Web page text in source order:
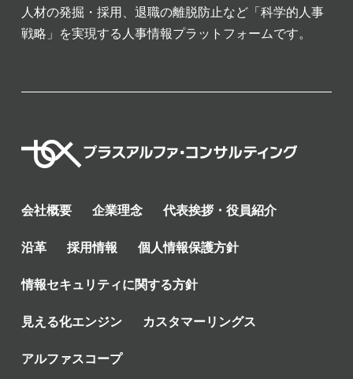
人材の発掘・採用、退職の離脱防止など「科学的人事
戦略」を実現する人事情報プラットフォームです。
会社概要 企業理念 代表挨拶・役員紹介
沿革 採用情報 個人情報保護方針
情報セキュリティに関する方針
見える化エンジン カスタマーリングス
アルファスコープ